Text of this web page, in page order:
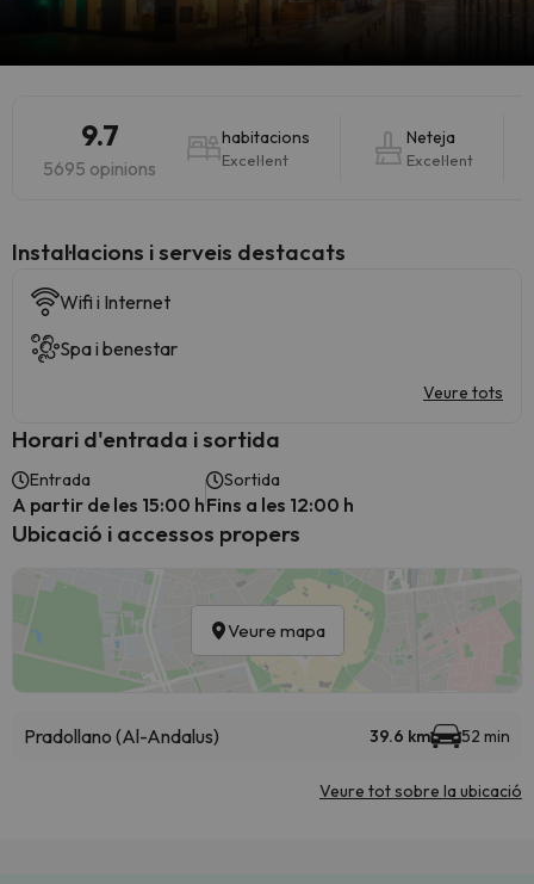
9.7
5695 opinions
habitacions
Excel·lent
Neteja
Excel·lent
Instal·lacions i serveis destacats
Wifi i Internet
Spa i benestar
Veure tots
Horari d'entrada i sortida
Entrada
A partir de les 15:00 h
Sortida
Fins a les 12:00 h
Ubicació i accessos propers
Veure mapa
Pradollano (Al-Andalus) 39.6 km 52 min
Veure tot sobre la ubicació